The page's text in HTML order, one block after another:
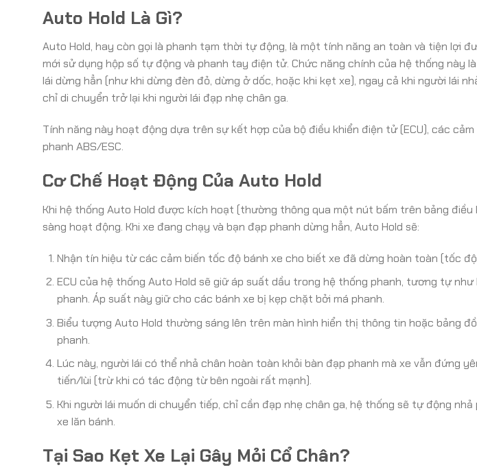
Auto Hold Là Gì?
Auto Hold, hay còn gọi là phanh tạm thời tự động, là một tính năng an toàn và tiện lợi
mới sử dụng hộp số tự động và phanh tay điện tử. Chức năng chính của hệ thống này
lái dừng hẳn (như khi dừng đèn đỏ, dừng ở dốc, hoặc khi kẹt xe), ngay cả khi người lái
chỉ di chuyển trở lại khi người lái đạp nhẹ chân ga.
Tính năng này hoạt động dựa trên sự kết hợp của bộ điều khiển điện tử (ECU), các
phanh ABS/ESC.
Cơ Chế Hoạt Động Của Auto Hold
Khi hệ thống Auto Hold được kích hoạt (thường thông qua một nút bấm trên bảng điều
sàng hoạt động. Khi xe đang chạy và bạn đạp phanh dừng hẳn, Auto Hold sẽ:
Nhận tín hiệu từ các cảm biến tốc độ bánh xe cho biết xe đã dừng hoàn toàn (tốc
ECU của hệ thống Auto Hold sẽ giữ áp suất dầu trong hệ thống phanh, tương tự
phanh. Áp suất này giữ cho các bánh xe bị kẹp chặt bởi má phanh.
Biểu tượng Auto Hold thường sáng lên trên màn hình hiển thị thông tin hoặc bảng
phanh.
Lúc này, người lái có thể nhả chân hoàn toàn khỏi bàn đạp phanh mà xe vẫn đứng
tiến/lùi (trừ khi có tác động từ bên ngoài rất mạnh).
Khi người lái muốn di chuyển tiếp, chỉ cần đạp nhẹ chân ga, hệ thống sẽ tự động
xe lăn bánh.
Tại Sao Kẹt Xe Lại Gây Mỏi Cổ Chân?